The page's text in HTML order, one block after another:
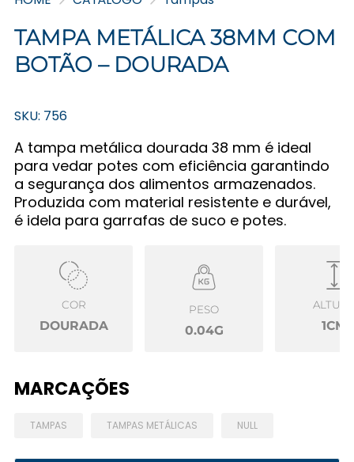
TAMPA METÁLICA 38MM COM
BOTÃO – DOURADA
SKU: 756
A tampa metálica dourada 38 mm é ideal
para vedar potes com eficiência garantindo
a segurança dos alimentos armazenados.
Produzida com material resistente e durável,
é idela para garrafas de suco e potes.
COR
DOURADA
PESO
0.04G 1CM
MARCAÇÕES
TAMPAS TAMPAS METÁLICAS NULL